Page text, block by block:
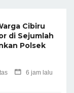
Cibiru
di Sejumlah
Polsek
6 jam lalu